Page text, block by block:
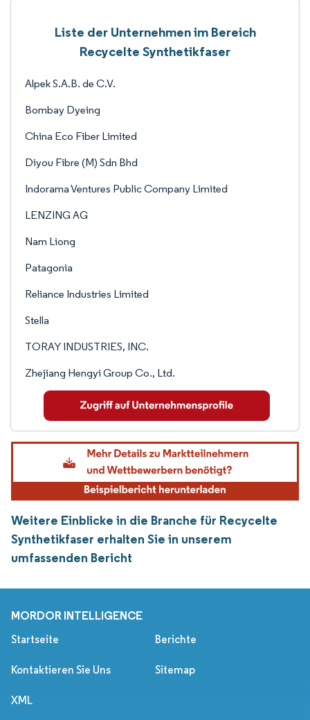
Liste der Unternehmen im Bereich
Recycelte Synthetikfaser
Alpek S.A.B. de C.V.
Bombay Dyeing
China Eco Fiber Limited
Diyou Fibre (M) Sdn Bhd
Indorama Ventures Public Company Limited
LENZING AG
Nam Liong
Patagonia
Reliance Industries Limited
Stella
TORAY INDUSTRIES, INC.
Zhejiang Hengyi Group Co., Ltd.
Weitere Einblicke in die Branche für Recycelte
Synthetikfaser erhalten Sie in unserem
umfassenden Bericht
MORDOR INTELLIGENCE
Startseite Berichte
Kontaktieren Sie Uns Sitemap
XML